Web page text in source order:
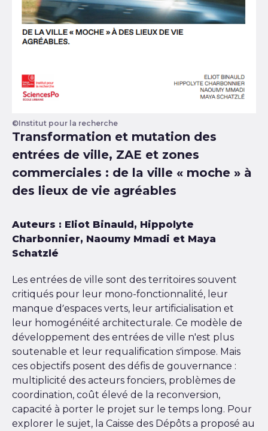
©Institut pour la recherche
Transformation et mutation des
entrées de ville, ZAE et zones
commerciales : de la ville « moche » à
des lieux de vie agréables
Auteurs : Eliot Binauld, Hippolyte
Charbonnier, Naoumy Mmadi et Maya
Schatzlé
Les entrées de ville sont des territoires souvent
critiqués pour leur mono-fonctionnalité, leur
manque d’espaces verts, leur artificialisation et
leur homogénéité architecturale. Ce modèle de
développement des entrées de ville n'est plus
soutenable et leur requalification s’impose. Mais
ces objectifs posent des défis de gouvernance :
multiplicité des acteurs fonciers, problèmes de
coordination, coût élevé de la reconversion,
capacité à porter le projet sur le temps long. Pour
explorer le sujet, la Caisse des Dépôts a proposé au